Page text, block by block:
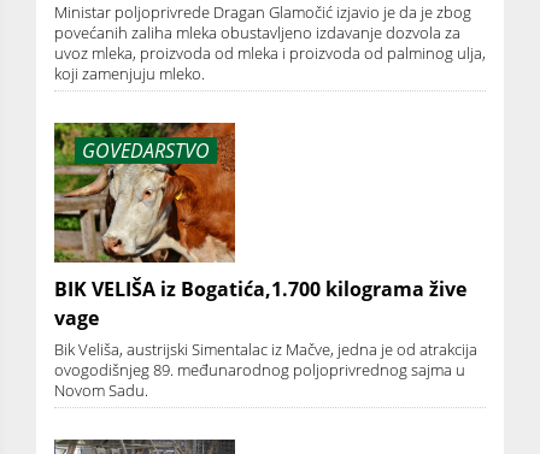
Ministar poljoprivrede Dragan Glamočić izjavio je da je zbog
povećanih zaliha mleka obustavljeno izdavanje dozvola za
uvoz mleka, proizvoda od mleka i proizvoda od palminog ulja,
koji zamenjuju mleko.
GOVEDARSTVO
BIK VELIŠA iz Bogatića,1.700 kilograma žive
vage
Bik Veliša, austrijski Simentalac iz Mačve, jedna je od atrakcija
ovogodišnjeg 89. međunarodnog poljoprivrednog sajma u
Novom Sadu.